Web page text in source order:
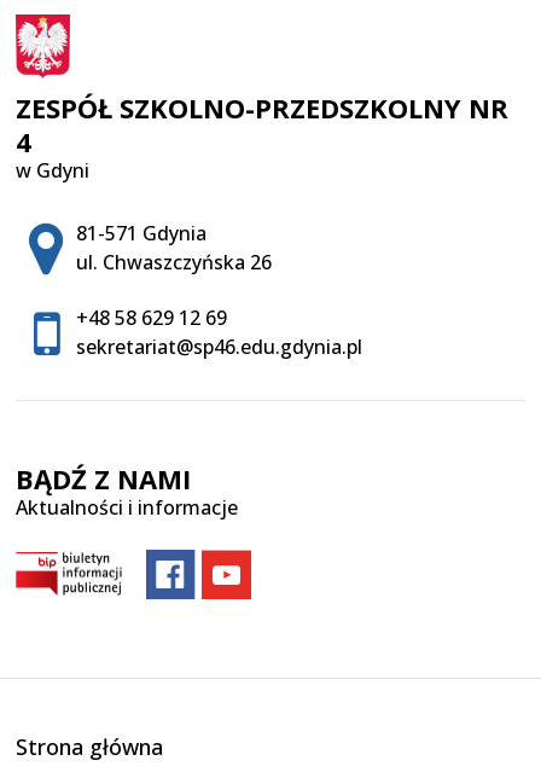
ZESPÓŁ SZKOLNO-PRZEDSZKOLNY NR
4
w Gdyni
Adres pocztowy:
81-571 Gdynia
ul. Chwaszczyńska 26
+48 58 629 12 69
sekretariat@sp46.edu.gdynia.pl
BĄDŹ Z NAMI
Aktualności i informacje
Strona główna